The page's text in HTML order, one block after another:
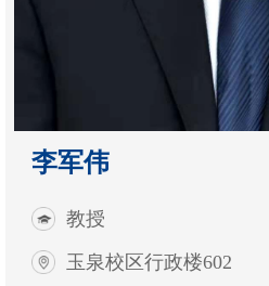
李军伟
教授
玉泉校区行政楼602